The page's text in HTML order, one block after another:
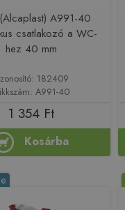
A991-40
csatlakozó a WC-
hez 40 mm
182409
A991-40
1 354 Ft
Kosárba